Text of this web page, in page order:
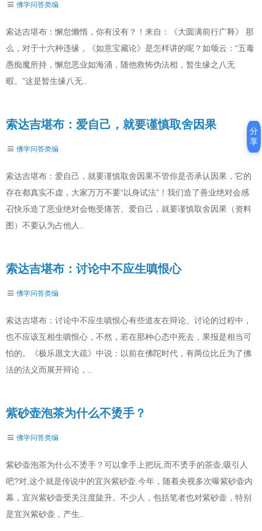
佛学问答类编
索达吉堪布：懈怠懒惰，你有没有？！来自：《大圆满前行广释》 那
么，对于十六种违缘，《如意宝藏论》是怎样讲的呢？如颂云：“五毒
愚痴魔所持，懈怠恶业如海涌，随他救怖伪法相，暂生缘之八无
暇。”这是暂生缘八无..
索达吉堪布：爱自己，就要谨慎取舍因果
佛学问答类编
索达吉堪布：爱自己，就要谨慎取舍因果不管你是否承认因果，它的
存在都真实不虚，大家万万不要“以身试法”！我们造了善业绝对会感
召快乐造了恶业绝对会饱受痛苦。爱自己，就要谨慎取舍因果（资料
图）不要认为占他人..
索达吉堪布：讨论中不应生嗔恨心
佛学问答类编
索达吉堪布：讨论中不应生嗔恨心有些道友在辩论、讨论的过程中，
也不应该互相生嗔恨心，不然，若在那种心态中死去，果报是相当可
怕的。《极乐愿文大疏》中说：以前在佛陀时代，有两位比丘为了佛
法的法义而展开辩论，..
紫砂壶泡茶为什么不烫手？
佛学问答类编
紫砂壶泡茶为什么不烫手？可以拿手上把玩,而不烫手的茶壶,吸引人
吧?对,这个就是传说中的宜兴紫砂壶.今年，随着央视多次曝紫砂壶内
幕，宜兴紫砂壶受关注度陡升。不少人，包括笔者也对紫砂壶，特别
是宜兴紫砂壶，产生..
分
享